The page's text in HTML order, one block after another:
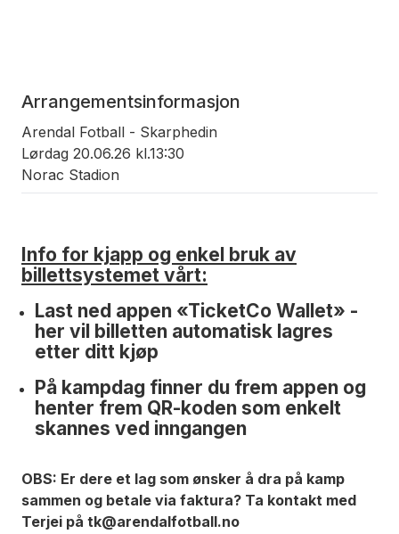
Arrangementsinformasjon
Arendal Fotball - Skarphedin
Lørdag 20.06.26 kl.13:30
Norac Stadion
Info for kjapp og enkel bruk av
billettsystemet vårt:
Last ned appen «TicketCo Wallet» -
her vil billetten automatisk lagres
etter ditt kjøp
På kampdag finner du frem appen og
henter frem QR-koden som enkelt
skannes ved inngangen
OBS: Er dere et lag som ønsker å dra på kamp
sammen og betale via faktura? Ta kontakt med
Terjei på tk@arendalfotball.no